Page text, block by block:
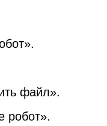
файл».
робот».